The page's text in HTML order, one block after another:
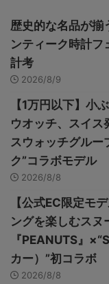
歴史的な名品が揃
ンティーク時計フ
計考
2026/8/9
【1万円以下】小
ウオッチ、スイス
スウォッチグルー
ク”コラボモデル
2026/8/8
【公式EC限定モ
ングを楽しむスヌ
『PEANUTS』
カー）”初コラボ
2026/8/8